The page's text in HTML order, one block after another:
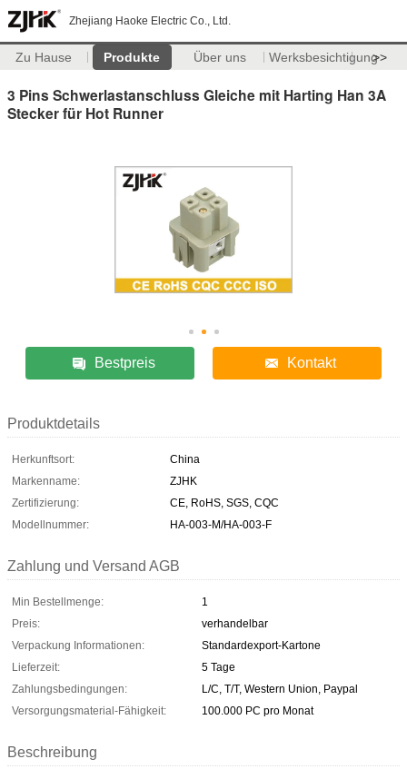
Zhejiang Haoke Electric Co., Ltd.
Zu Hause Produkte Über uns Werksbesichtigung>>
3 Pins Schwerlastanschluss Gleiche mit Harting Han 3A
Stecker für Hot Runner
Bestpreis Kontakt
Produktdetails
Herkunftsort:
China
Markenname:
ZJHK
Zertifizierung:
CE, RoHS, SGS, CQC
Modellnummer:
HA-003-M/HA-003-F
Zahlung und Versand AGB
Min Bestellmenge:
1
Preis:
verhandelbar
Verpackung Informationen:
Standardexport-Kartone
Lieferzeit:
5 Tage
Zahlungsbedingungen:
L/C, T/T, Western Union, Paypal
Versorgungsmaterial-Fähigkeit:
100.000 PC pro Monat
Beschreibung